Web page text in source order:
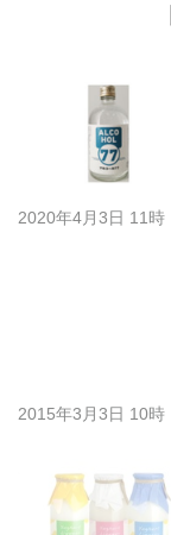
2020年4月3日 11時
2015年3月3日 10時